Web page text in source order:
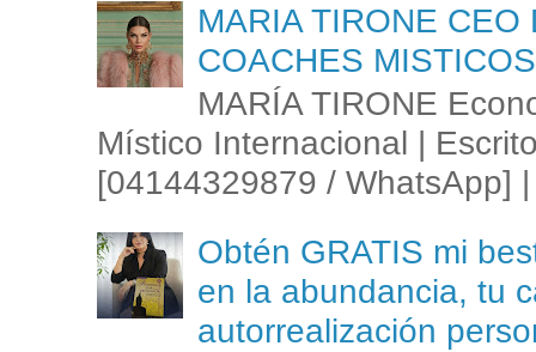
MARIA TIRONE
COACHES
MARÍA TIRONE
Místico Internacional |
[04144329879 / WhatsApp]
Obtén GRATIS mi
en la abundancia, tu
autorrealización